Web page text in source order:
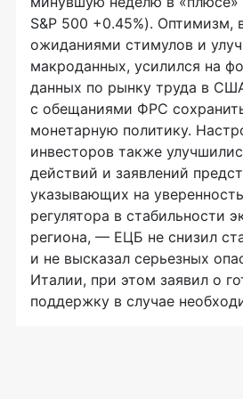
S&P 500 +0.45%). Оптимизм,
ожиданиями стимулов и
макроданных, усилился на
данных по рынку труда в
с обещаниями ФРС
монетарную политику.
инвесторов также
действий и заявлений
указывающих на
регулятора в стабильности
региона, — ЕЦБ не снизил
и не высказал серьезных
Италии, при этом заявил о
поддержку в случае